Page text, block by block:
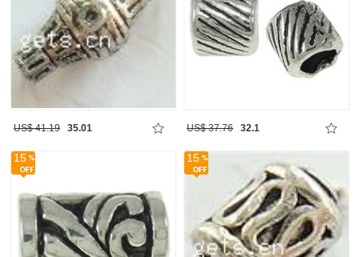
US$ 41.19 35.01 US$ 37.76 32.1
15 15